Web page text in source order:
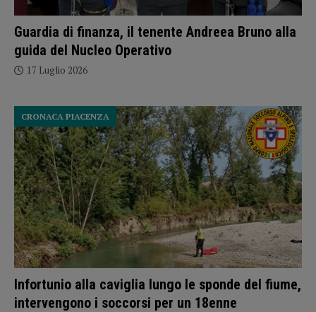
Guardia di finanza, il tenente Andreea Bruno alla
guida del Nucleo Operativo
17 Luglio 2026
Infortunio alla caviglia lungo le sponde del fiume,
intervengono i soccorsi per un 18enne
CRONACA PIACENZA